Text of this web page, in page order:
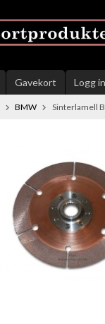
Gavekort Logg
BMW Sinterlamell